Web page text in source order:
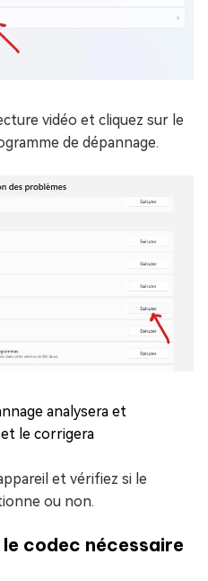
vidéo et cliquez sur le
de dépannage.
analysera et
le corrigera
et vérifiez si le
ou non.
codec nécessaire